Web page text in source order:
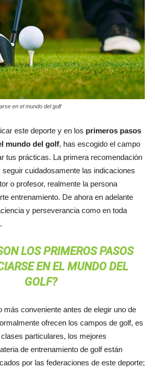
en el mundo del golf
este deporte y en los primeros pasos
mundo del golf, has escogido el campo
tus prácticas. La primera recomendación
cuidadosamente las indicaciones
o profesor, realmente la persona
entrenamiento. De ahora en adelante
y perseverancia como en toda
LOS PRIMEROS PASOS
EN EL MUNDO DEL
GOLF?
más conveniente antes de elegir uno de
ofrecen los campos de golf, es
particulares, los mejores
de entrenamiento de golf están
por las federaciones de este deporte;